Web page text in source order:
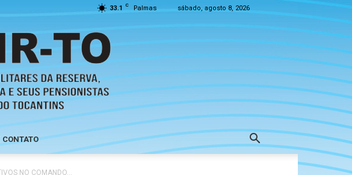
33.1 C Palmas sábado, agosto 8, 2026
CONTATO
NO COMANDO...